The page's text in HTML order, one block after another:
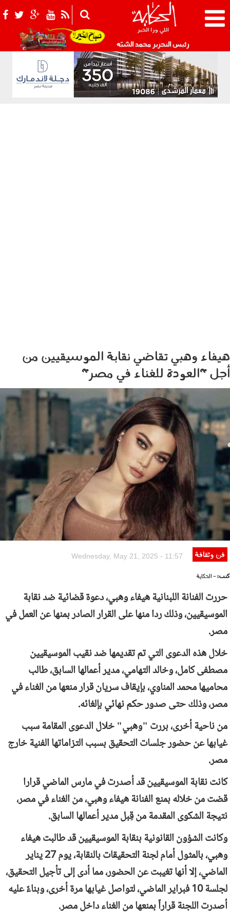
رئيس التحرير محمد الشبّه 021_2.png
هيفاء وهبي تقاضي نقابة الموسيقيين من
أجل "العودة للغناء في مصر"
2105002.jpg
فن وثقافة Wednesday, May 21, 2025 - 11:57
كتب:- الحكاية
حررت الفنانة اللبنانية هيفاء وهبي، دعوة قضائية ضد نقابة
الموسيقيين، وذلك ردا منها على القرار الصادر بمنها عن العمل في
مصر.
خلال هذه الدعوى التي تم تقديمها ضد نقيب الموسيقيين
مصطفى كامل، وخالد التهامي، مدير أعمالها السابق، طالب
محاميها محمد المناوي، بإيقاف سريان قرار منعها من الغناء في
مصر، وذلك حتى صدور حكم نهائي بإلغائه.
من ناحية أخرى، بررت "وهبي" خلال الدعوى المقامة سبب
غيابها عن حضور جلسات التحقيق بسبب التزاماتها الفنية خارج
مصر.
كانت نقابة الموسيقيين قد أصدرت في مارس الماضي قرارا
قضت من خلاله بمنع الفنانة هيفاء وهبي، من الغناء في مصر،
نتيجة الشكوى المقدمة من قِبل مدير أعمالها السابق.
وكانت الشؤون القانونية بنقابة الموسيقيين قد طالبت هيفاء
وهبي، بالمثول أمام لجنة التحقيقات بالنقابة، يوم 27 يناير
الماضي، إلا أنها تغيبت عن الحضور، مما أدى إلى تأجيل التحقيق،
لجلسة 10 فبراير الماضي، لتواصل غيابها مرة أخرى، وبناءً عليه
أصدرت اللجنة قراراً بمنعها من الغناء داخل مصر.